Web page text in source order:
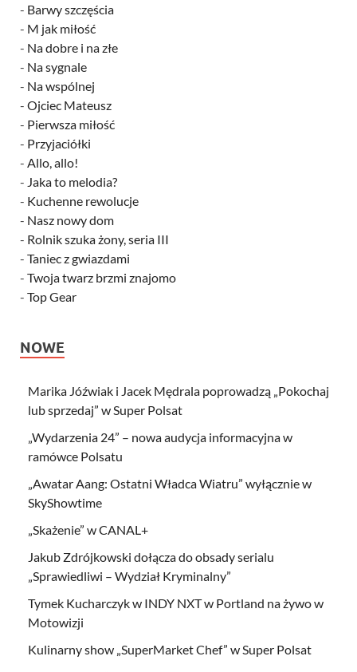
- Barwy szczęścia
- M jak miłość
- Na dobre i na złe
- Na sygnale
- Na wspólnej
- Ojciec Mateusz
- Pierwsza miłość
- Przyjaciółki
- Allo, allo!
- Jaka to melodia?
- Kuchenne rewolucje
- Nasz nowy dom
- Rolnik szuka żony, seria III
- Taniec z gwiazdami
- Twoja twarz brzmi znajomo
- Top Gear
NOWE
Marika Jóźwiak i Jacek Mędrala poprowadzą „Pokochaj
lub sprzedaj” w Super Polsat
„Wydarzenia 24” – nowa audycja informacyjna w
ramówce Polsatu
„Awatar Aang: Ostatni Władca Wiatru” wyłącznie w
SkyShowtime
„Skażenie” w CANAL+
Jakub Zdrójkowski dołącza do obsady serialu
„Sprawiedliwi – Wydział Kryminalny”
Tymek Kucharczyk w INDY NXT w Portland na żywo w
Motowizji
Kulinarny show „SuperMarket Chef” w Super Polsat